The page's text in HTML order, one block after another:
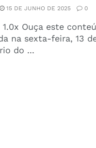
15 DE JUNHO DE 2025 0
1.0x Ouça este
na sexta-feira, 13
do ...